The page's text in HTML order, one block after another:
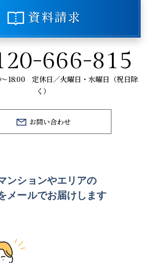
資料請求
666-815
18:00 定休日／火曜日・水曜日（祝日除
く）
お問い合わせ
ンションやエリアの
メールでお届けします